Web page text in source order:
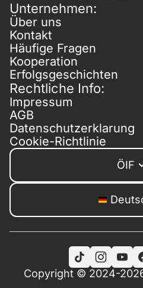
Unternehmen:
Über uns
Kontakt
Häufige Fragen
Kooperation
Erfolgsgeschichten
Rechtliche Info:
Impressum
AGB
Datenschutzerklarung
Cookie-Richtlinie
ÖIF
Copyright © 2024-